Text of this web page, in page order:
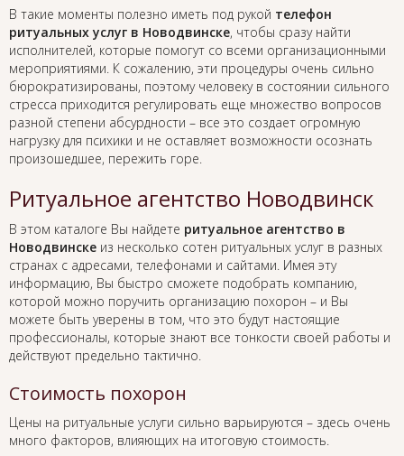
В такие моменты полезно иметь под рукой телефон
ритуальных услуг в Новодвинске, чтобы сразу найти
исполнителей, которые помогут со всеми организационными
мероприятиями. К сожалению, эти процедуры очень сильно
бюрократизированы, поэтому человеку в состоянии сильного
стресса приходится регулировать еще множество вопросов
разной степени абсурдности – все это создает огромную
нагрузку для психики и не оставляет возможности осознать
произошедшее, пережить горе.
Ритуальное агентство Новодвинск
В этом каталоге Вы найдете ритуальное агентство в
Новодвинске из несколько сотен ритуальных услуг в разных
странах с адресами, телефонами и сайтами. Имея эту
информацию, Вы быстро сможете подобрать компанию,
которой можно поручить организацию похорон – и Вы
можете быть уверены в том, что это будут настоящие
профессионалы, которые знают все тонкости своей работы и
действуют предельно тактично.
Стоимость похорон
Цены на ритуальные услуги сильно варьируются – здесь очень
много факторов, влияющих на итоговую стоимость.